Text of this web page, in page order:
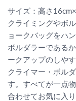
サイズ：高さ
クライミングやボ
ョークバッグをハ
ボルダラーである
ークアップのしや
クライマー・ボル
す。すべてが一点
合わせてお気に入